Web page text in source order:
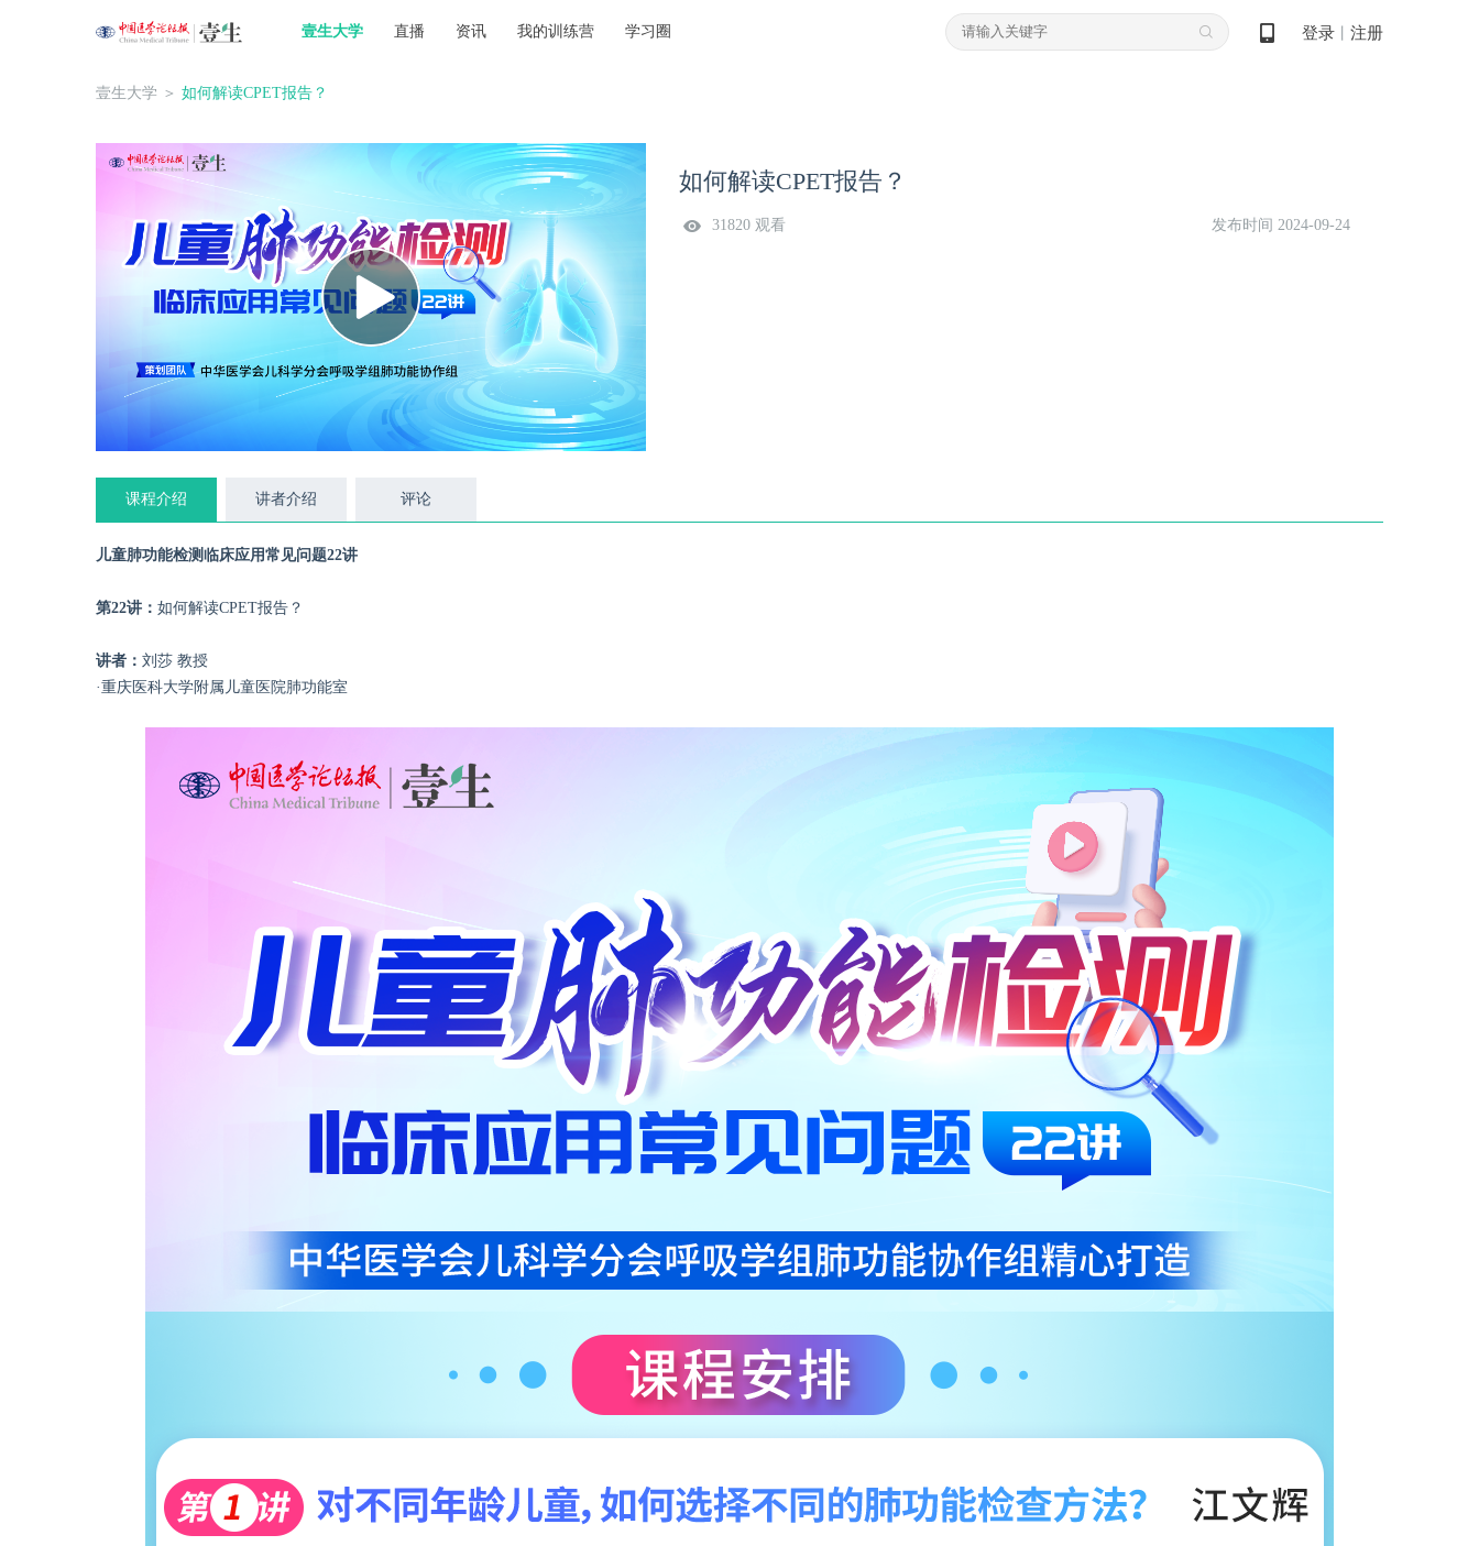
壹生大学 直播 资讯 我的训练营 学习圈 登录 注册
壹生大学 ＞ 如何解读CPET报告？
如何解读CPET报告？
31820 观看 发布时间 2024-09-24
课程介绍 讲者介绍 评论
儿童肺功能检测临床应用常见问题22讲
第22讲： 如何解读CPET报告？
讲者： 刘莎 教授
·重庆医科大学附属儿童医院肺功能室